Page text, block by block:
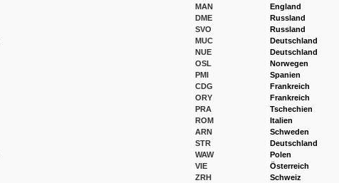
MAN
DME
SVO
MUC
NUE
OSL
PMI
CDG
ORY
PRA
ROM
ARN
STR
WAW
VIE
ZRH
England
Russland
Russland
Deutschland
Deutschland
Norwegen
Spanien
Frankreich
Frankreich
Tschechien
Italien
Schweden
Deutschland
Polen
Österreich
Schweiz